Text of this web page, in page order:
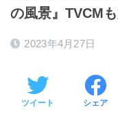
の風景』TVCM
2023年4月27日
ツイート シェア